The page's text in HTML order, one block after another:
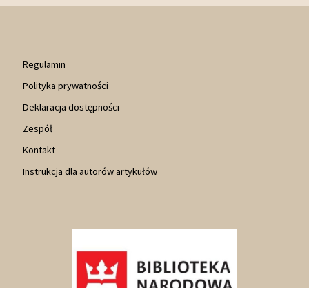
Regulamin
Polityka prywatności
Deklaracja dostępności
Zespół
Kontakt
Instrukcja dla autorów artykułów